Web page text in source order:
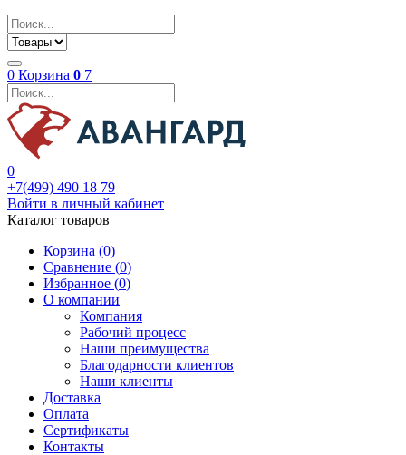
0 Корзина 0 7
0
+7(499) 490 18 79
Войти в личный кабинет
Каталог товаров
Корзина (0)
Сравнение (0)
Избранное (0)
О компании
Компания
Рабочий процесс
Наши преимущества
Благодарности клиентов
Наши клиенты
Доставка
Оплата
Сертификаты
Контакты